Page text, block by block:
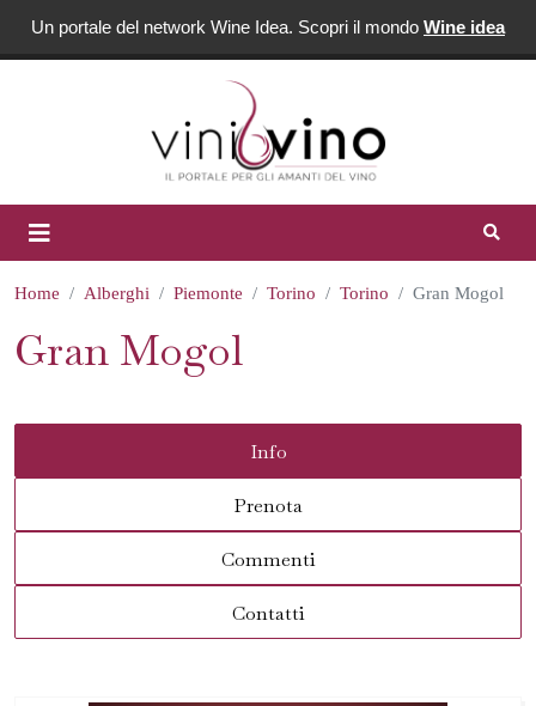
Un portale del network Wine Idea. Scopri il mondo Wine idea
Home Alberghi Piemonte Torino Torino Gran Mogol
Gran Mogol
Info
Prenota
Commenti
Contatti